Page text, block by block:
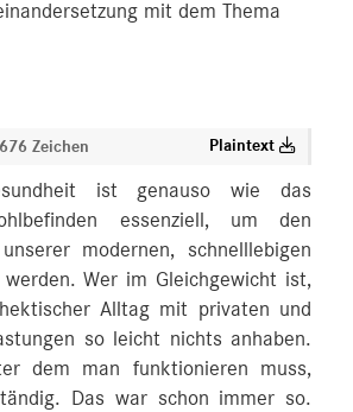
mit dem Thema
Zeichen Plaintext
ist genauso wie das
essenziell, um den
modernen, schnelllebigen
Wer im Gleichgewicht ist,
Alltag mit privaten und
so leicht nichts anhaben.
dem man funktionieren muss,
Das war schon immer so.